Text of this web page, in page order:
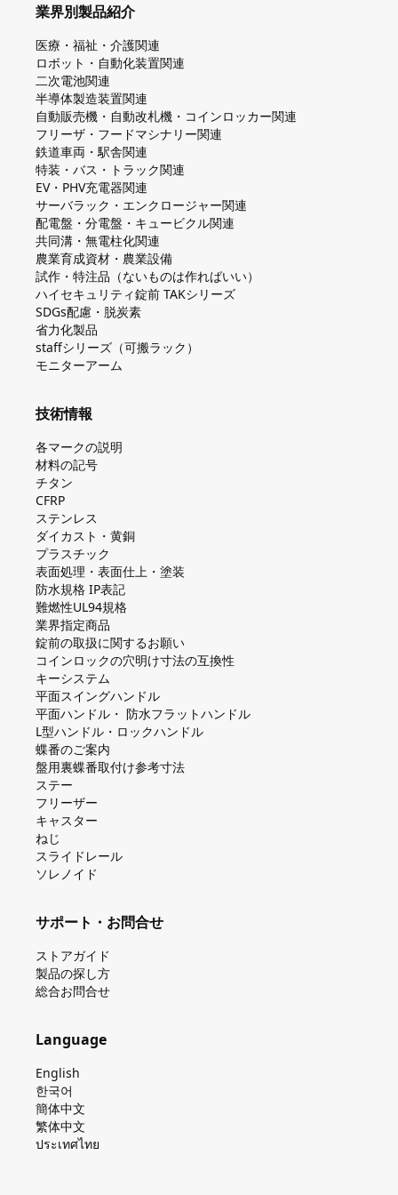
業界別製品紹介
医療・福祉・介護関連
ロボット・自動化装置関連
二次電池関連
半導体製造装置関連
自動販売機・自動改札機・コインロッカー関連
フリーザ・フードマシナリー関連
鉄道車両・駅舎関連
特装・バス・トラック関連
EV・PHV充電器関連
サーバラック・エンクロージャー関連
配電盤・分電盤・キュービクル関連
共同溝・無電柱化関連
農業育成資材・農業設備
試作・特注品（ないものは作ればいい）
ハイセキュリティ錠前 TAKシリーズ
SDGs配慮・脱炭素
省力化製品
staffシリーズ（可搬ラック）
モニターアーム
技術情報
各マークの説明
材料の記号
チタン
CFRP
ステンレス
ダイカスト・⻩銅
プラスチック
表面処理・表面仕上・塗装
防⽔規格 IP表記
難燃性UL94規格
業界指定商品
錠前の取扱に関するお願い
コインロックの⽳明け⼨法の互換性
キーシステム
平⾯スイングハンドル
平⾯ハンドル・ 防⽔フラットハンドル
L型ハンドル・ロックハンドル
蝶番のご案内
盤⽤裏蝶番取付け参考⼨法
ステー
フリーザー
キャスター
ねじ
スライドレール
ソレノイド
サポート・お問合せ
ストアガイド
製品の探し⽅
総合お問合せ
Language
English
한국어
簡体中文
繁体中文
ประเทศไทย